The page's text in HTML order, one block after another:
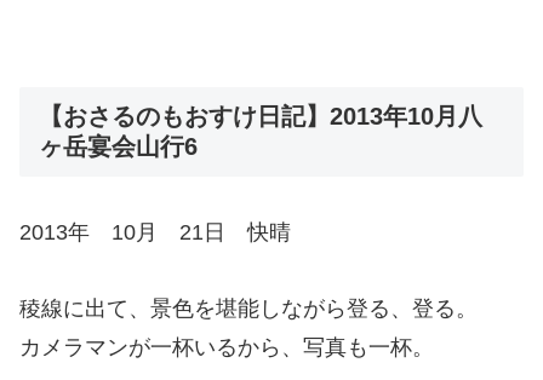
【おさるのもおすけ日記】2013年10月八
ヶ岳宴会山行6
2013年 10月 21日 快晴
稜線に出て、景色を堪能しながら登る、登る。
カメラマンが一杯いるから、写真も一杯。